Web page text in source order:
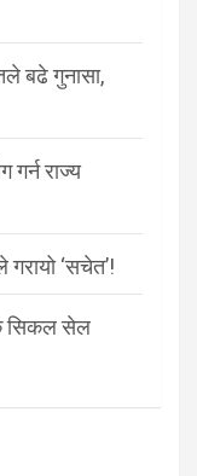
बढे गुनासा,
गर्न राज्य
‘सचेत’!
सिकल सेल